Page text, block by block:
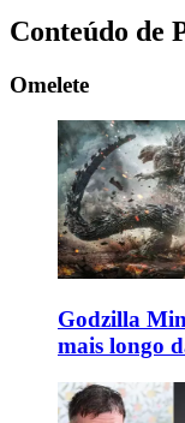
Conteúdo de
Omelete
Godzilla
mais longo